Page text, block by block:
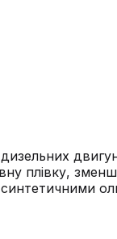
плівку,